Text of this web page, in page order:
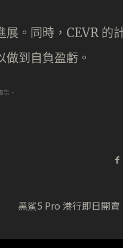
。同時，CEVR 的
到自負盈虧。
告 -
黑鯊5 Pro 港行即日開